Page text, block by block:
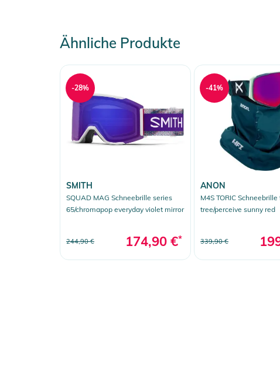
Ähnliche Produkte
SMITH
SQUAD MAG Schneebrille series
65/chromapop everyday violet mirror
244,90 € 174,90 €*
-28%
ANON
M4S TORIC
tree/perceive sunny red
339,90 €
-41%